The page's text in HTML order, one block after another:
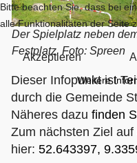
Der Spielplatz neben
Festplatz. Foto: Spreen
Dieser Infopunkt ist
durch die Gemeinde
Näheres dazufinden
Zum nächsten Ziel
hier:52.643397,
Bitte beachten Sie, dass bei
alle Funktionalitäten der Seite
Akzeptieren
Weitere